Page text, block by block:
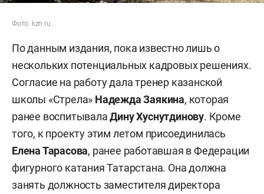
Фото: kzn.ru
По данным издания, пока известно лишь о
нескольких потенциальных кадровых решениях.
Согласие на работу дала тренер казанской
школы «Стрела» Надежда Заякина, которая
ранее воспитывалаДину Хуснутдинову. Кроме
того, к проекту этим летом присоединилась
Елена Тарасова, ранее работавшая в Федерации
фигурного катания Татарстана. Она должна
занять должность заместителя директора